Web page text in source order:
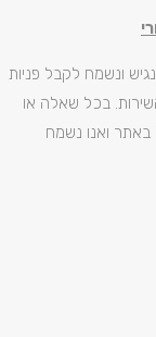
ונשמח לקבל פניות
בכל שאלה או
באתר ואנו נשמח